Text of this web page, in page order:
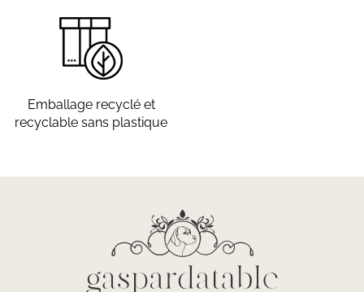
Emballage recyclé et
recyclable sans plastique